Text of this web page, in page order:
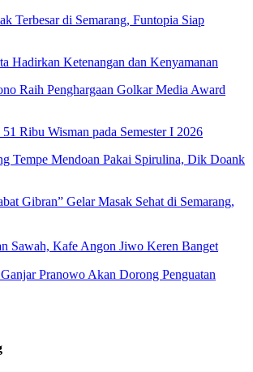
Terbesar di Semarang, Funtopia Siap
Hadirkan Ketenangan dan Kenyamanan
Raih Penghargaan Golkar Media Award
Ribu Wisman pada Semester I 2026
Tempe Mendoan Pakai Spirulina, Dik Doank
Gibran” Gelar Masak Sehat di Semarang,
Sawah, Kafe Angon Jiwo Keren Banget
Pranowo Akan Dorong Penguatan